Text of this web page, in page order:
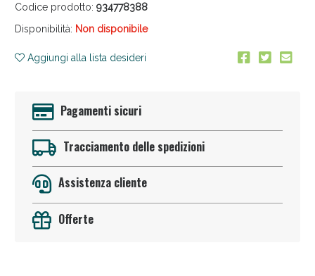
Codice prodotto: 934778388
Disponibilità: Non disponibile
Aggiungi alla lista desideri
Pagamenti sicuri
Tracciamento delle spedizioni
Assistenza cliente
Offerte
Sconto fino al 55% disponibile oggi!